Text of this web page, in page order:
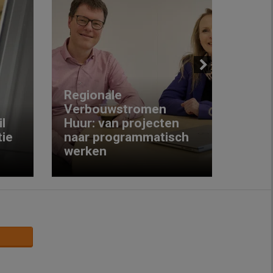
Regionale
Verbouwstromen
Huur: van projecten
naar programmatisch
werken
Next